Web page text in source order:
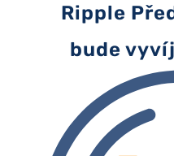
Ripple
bude